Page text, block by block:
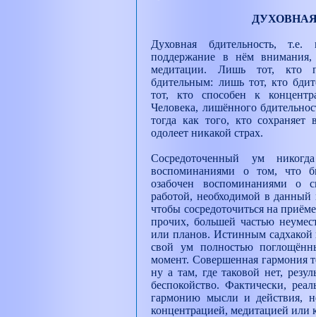
Духовная бдительность,
поддержание в нём внимания,
медитации. Лишь тот, кто
бдительным: лишь тот, кто
тот, кто способен к
Человека, лишённого
тогда как того, кто сохраняет
одолеет никакой страх.
Сосредоточенный ум
воспоминаниями о том, что
озабочен воспоминаниями о
работой, необходимой в данный
чтобы сосредоточиться на
прочих, большей частью
или планов. Истинным садхакой
свой ум полностью
момент. Совершенная гармония
ну а там, где таковой нет,
беспокойство. Фактически,
гармонию мысли и действия,
концентрацией, медитацией